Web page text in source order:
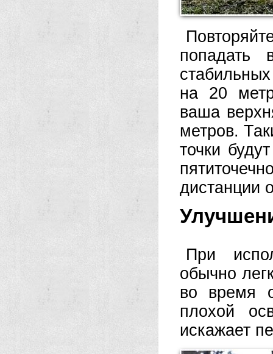
попадать
на 20
ваша
метров.
точки
дистанции
При
обычно
во время
плохой
искажает